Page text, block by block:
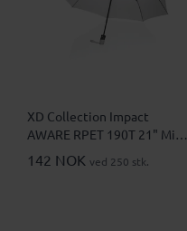
XD Collection Impact
AWARE RPET 190T 21" Mini
Automatisk Sammenleggbar
Paraply
142 NOK ved 250 stk.